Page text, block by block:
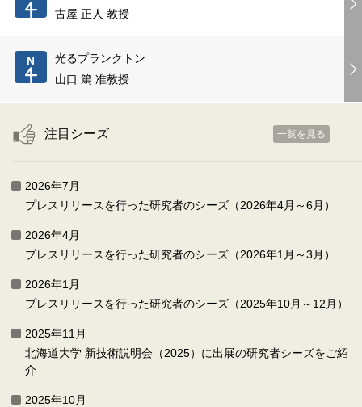
古屋 正人 教授
光るプランクトン
山口 篤 准教授
注目シーズ 一覧を見る
2026年7月
プレスリリースを行った研究者のシーズ（2026年4月～6月）
2026年4月
プレスリリースを行った研究者のシーズ（2026年1月～3月）
2026年1月
プレスリリースを行った研究者のシーズ（2025年10月～12月）
2025年11月
北海道大学 新技術説明会（2025）に出展の研究者シーズをご紹
介
2025年10月